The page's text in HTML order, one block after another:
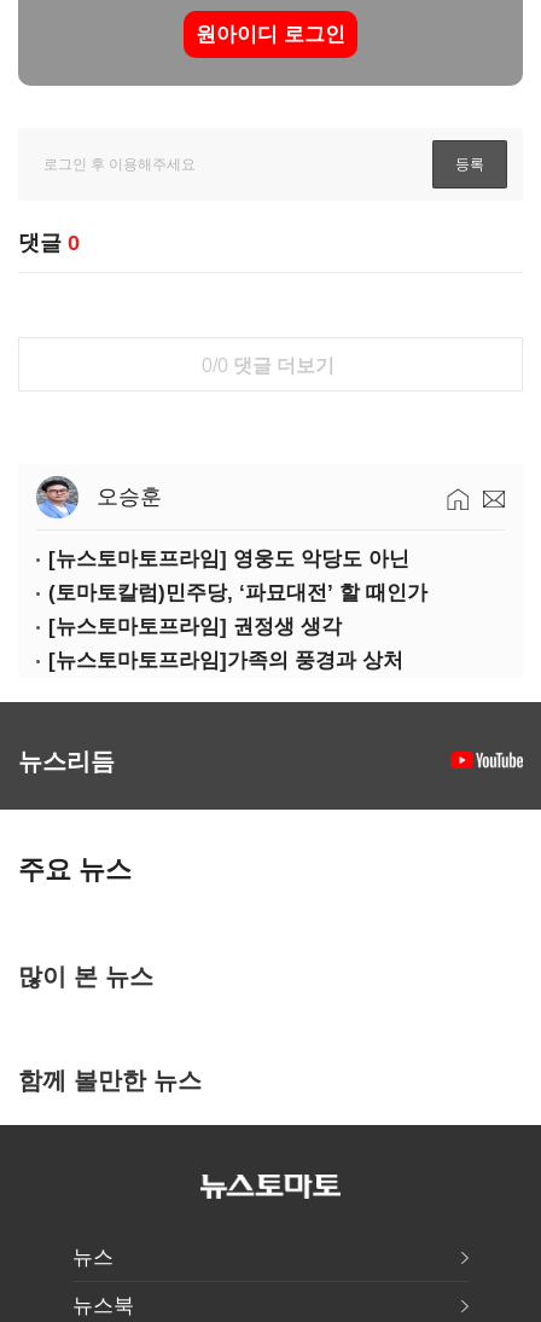
원아이디 로그인
댓글 0
0/0 댓글 더보기
오승훈
[뉴스토마토프라임] 영웅도 악당도 아닌
(토마토칼럼)민주당, ‘파묘대전’ 할 때인가
[뉴스토마토프라임] 권정생 생각
[뉴스토마토프라임]가족의 풍경과 상처
뉴스리듬
주요 뉴스
많이 본 뉴스
함께 볼만한 뉴스
뉴스
뉴스북